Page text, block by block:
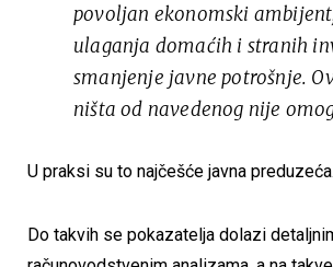
povoljan ekonomski
ulaganja domaćih i stranih
smanjenje javne potrošnje.
ništa od navedenog nije
U praksi su to najčešće javna preduzeća.
Do takvih se pokazatelja dolazi